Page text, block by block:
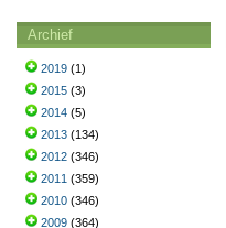
Archief
2019 (1)
2015 (3)
2014 (5)
2013 (134)
2012 (346)
2011 (359)
2010 (346)
2009 (364)